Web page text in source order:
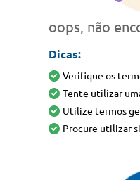
oops, não
Dicas:
Verifique os
Tente utilizar
Utilize termos
Procure utilizar